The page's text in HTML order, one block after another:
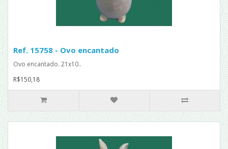
Ref. 15758 - Ovo encantado
Ovo encantado. 21x10..
R$150,18